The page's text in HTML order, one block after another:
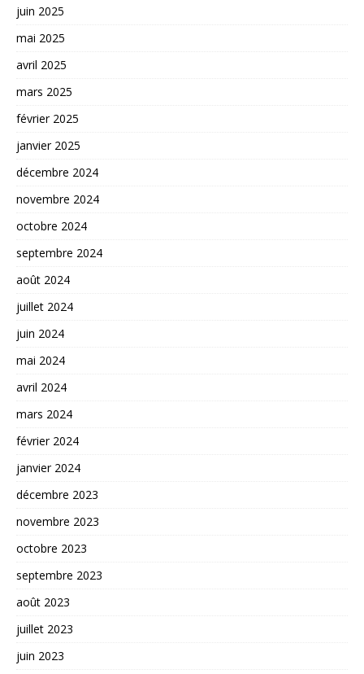
juin 2025
mai 2025
avril 2025
mars 2025
février 2025
janvier 2025
décembre 2024
novembre 2024
octobre 2024
septembre 2024
août 2024
juillet 2024
juin 2024
mai 2024
avril 2024
mars 2024
février 2024
janvier 2024
décembre 2023
novembre 2023
octobre 2023
septembre 2023
août 2023
juillet 2023
juin 2023